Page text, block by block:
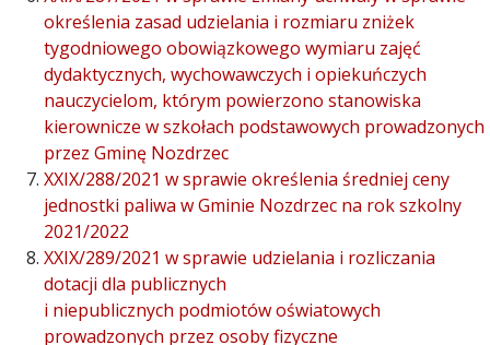
określenia zasad udzielania i rozmiaru zniżek
tygodniowego obowiązkowego wymiaru zajęć
dydaktycznych, wychowawczych i opiekuńczych
nauczycielom, którym powierzono stanowiska
kierownicze w szkołach podstawowych prowadzonych
przez Gminę Nozdrzec
XXIX/288/2021 w sprawie określenia średniej ceny
jednostki paliwa w Gminie Nozdrzec na rok szkolny
2021/2022
XXIX/289/2021 w sprawie udzielania i rozliczania
dotacji dla publicznych
i niepublicznych podmiotów oświatowych
prowadzonych przez osoby fizyczne